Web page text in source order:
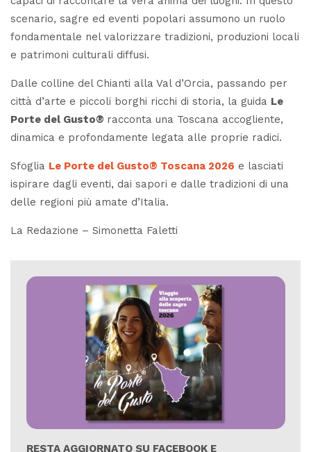
scenario, sagre ed eventi popolari assumono un ruolo
fondamentale nel valorizzare tradizioni, produzioni locali
e patrimoni culturali diffusi.
Dalle colline del Chianti alla Val d’Orcia, passando per
città d’arte e piccoli borghi ricchi di storia, la guida Le
Porte del Gusto® racconta una Toscana accogliente,
dinamica e profondamente legata alle proprie radici.
Sfoglia Le Porte del Gusto® Toscana 2026 e lasciati
ispirare dagli eventi, dai sapori e dalle tradizioni di una
delle regioni più amate d’Italia.
La Redazione – Simonetta Faletti
RESTA AGGIORNATO SU FACEBOOK E